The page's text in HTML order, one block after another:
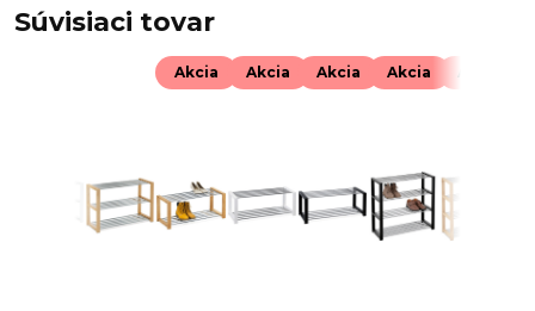
Súvisiaci tovar
Akcia Akcia Akcia Akcia Akcia